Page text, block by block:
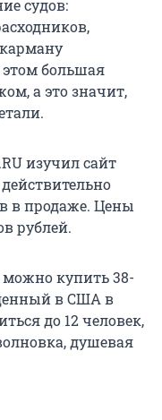
судов:
большая
а это значит,
изучил сайт
в продаже. Цены
рублей.
можно купить 38-
в США в
до 12 человек,
душевая